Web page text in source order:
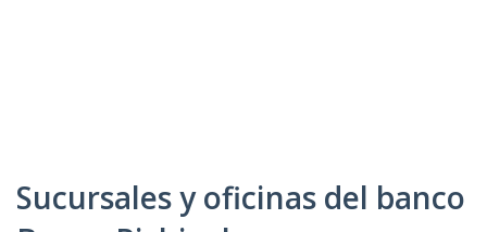
Sucursales y oficinas del banco